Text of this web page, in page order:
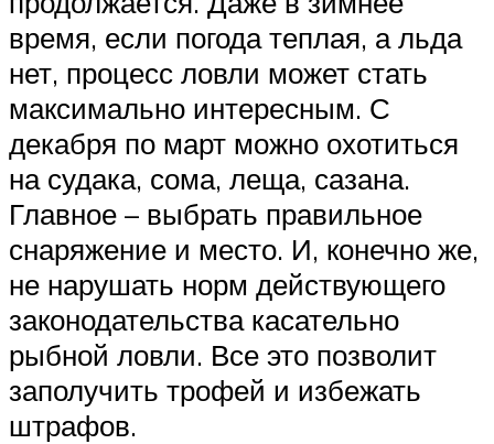
время, если погода теплая, а льда
нет, процесс ловли может стать
максимально интересным. С
декабря по март можно охотиться
на судака, сома, леща, сазана.
Главное – выбрать правильное
снаряжение и место. И, конечно же,
не нарушать норм действующего
законодательства касательно
рыбной ловли. Все это позволит
заполучить трофей и избежать
штрафов.